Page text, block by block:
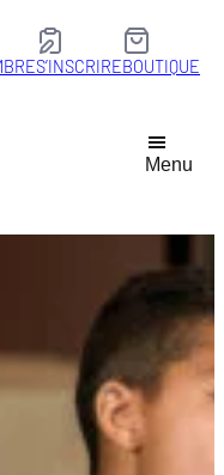
S’INSCRIREBOUTIQUE
Menu